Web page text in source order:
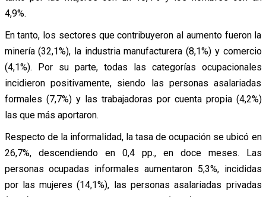
4,9%.
En tanto, los sectores que contribuyeron al aumento fueron la
minería (32,1%), la industria manufacturera (8,1%) y comercio
(4,1%). Por su parte, todas las categorías ocupacionales
incidieron positivamente, siendo las personas asalariadas
formales (7,7%) y las trabajadoras por cuenta propia (4,2%)
las que más aportaron.
Respecto de la informalidad, la tasa de ocupación se ubicó en
26,7%, descendiendo en 0,4 pp., en doce meses. Las
personas ocupadas informales aumentaron 5,3%, incididas
por las mujeres (14,1%), las personas asalariadas privadas